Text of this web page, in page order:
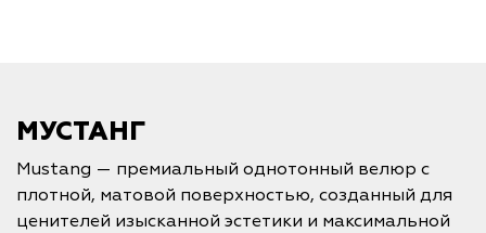
МУСТАНГ
Mustang — премиальный однотонный велюр с
плотной, матовой поверхностью, созданный для
ценителей изысканной эстетики и максимальной